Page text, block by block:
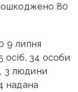
80
9 липня
осіб, 34 особи
3 людини
надана